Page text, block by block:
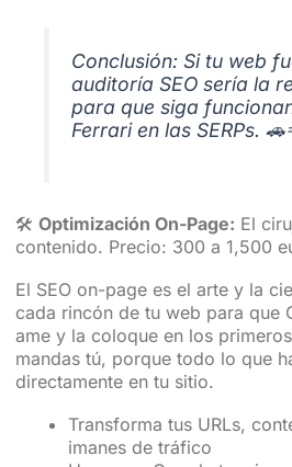
Conclusión: Si tu web
auditoría SEO sería la
para que siga
Ferrari en las SERPs.
🛠️ Optimización On-Page: El
contenido. Precio: 300 a 1,500
El SEO on-page es el arte y la
cada rincón de tu web para que
ame y la coloque en los
mandas tú, porque todo lo que
directamente en tu sitio.
Transforma tus URLs,
imanes de tráfico